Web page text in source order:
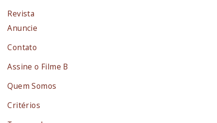
Revista
Anuncie
Contato
Assine o Filme B
Quem Somos
Critérios